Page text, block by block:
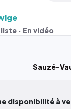
· En vidéo
Sauzé-
disponibilité à